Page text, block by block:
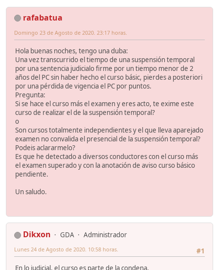
rafabatua
Domingo 23 de Agosto de 2020. 23:17 horas.
Hola buenas noches, tengo una duba:
Una vez transcurrido el tiempo de una suspensión temporal
por una sentencia judicialo firme por un tiempo menor de 2
años del PC sin haber hecho el curso básic, pierdes a posteriori
por una pérdida de vigencia el PC por puntos.
Pregunta:
Si se hace el curso más el examen y eres acto, te exime este
curso de realizar el de la suspensión temporal?
o
Son cursos totalmente independientes y el que lleva aparejado
examen no convalida el presencial de la suspensión temporal?
Podeis aclararmelo?
Es que he detectado a diversos conductores con el curso más
el examen superado y con la anotación de aviso curso básico
pendiente.
Un saludo.
Dikxon GDA
Administrador
#1
Lunes 24 de Agosto de 2020. 10:58 horas.
En lo judicial, el curso es parte de la condena.